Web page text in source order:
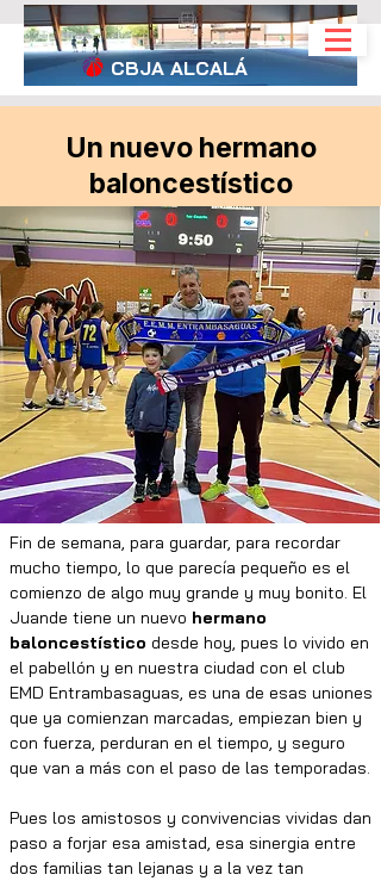
CBJA ALCALÁ
Un nuevo hermano
baloncestístico
Fin de semana, para guardar, para recordar
mucho tiempo, lo que parecía pequeño es el
comienzo de algo muy grande y muy bonito. El
Juande tiene un nuevo hermano
baloncestístico desde hoy, pues lo vivido en
el pabellón y en nuestra ciudad con el club
EMD Entrambasaguas, es una de esas uniones
que ya comienzan marcadas, empiezan bien y
con fuerza, perduran en el tiempo, y seguro
que van a más con el paso de las temporadas.
Pues los amistosos y convivencias vividas dan
paso a forjar esa amistad, esa sinergia entre
dos familias tan lejanas y a la vez tan